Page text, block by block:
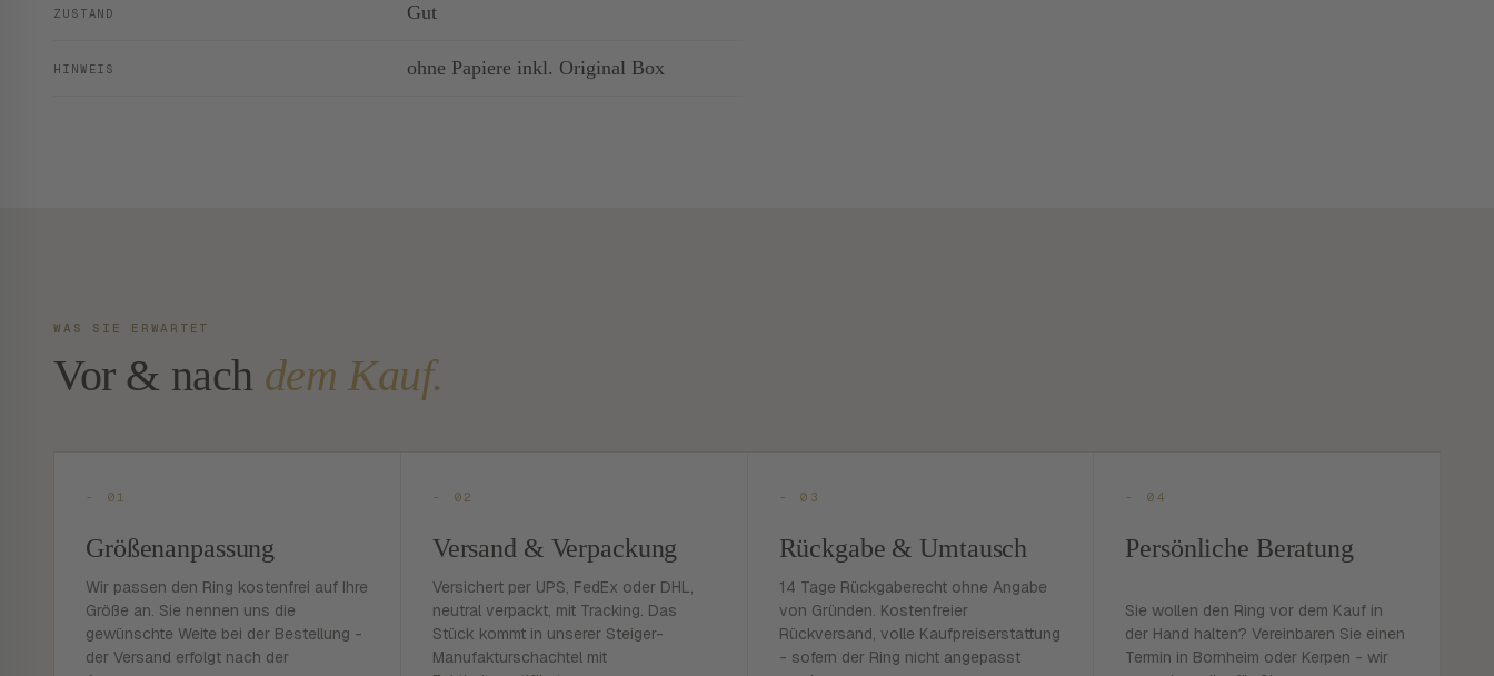
ZUSTAND Gut
HINWEIS ohne Papiere inkl. Original Box
WAS SIE ERWARTET
Vor & nach dem Kauf.
- 01
Größenanpassung
Wir passen den Ring kostenfrei auf Ihre
Größe an. Sie nennen uns die
gewünschte Weite bei der Bestellung -
der Versand erfolgt nach der
- 02
Versand & Verpackung
Versichert per UPS, FedEx oder DHL,
neutral verpackt, mit Tracking. Das
Stück kommt in unserer Steiger-
Manufakturschachtel mit
- 03
Rückgabe & Umtausch
14 Tage Rückgaberecht ohne Angabe
von Gründen. Kostenfreier
Rückversand, volle Kaufpreiserstattung
- sofern der Ring nicht angepasst
- 04
Persönliche Beratung
Sie wollen den Ring vor dem Kauf in
der Hand halten? Vereinbaren Sie einen
Termin in Bornheim oder Kerpen - wir